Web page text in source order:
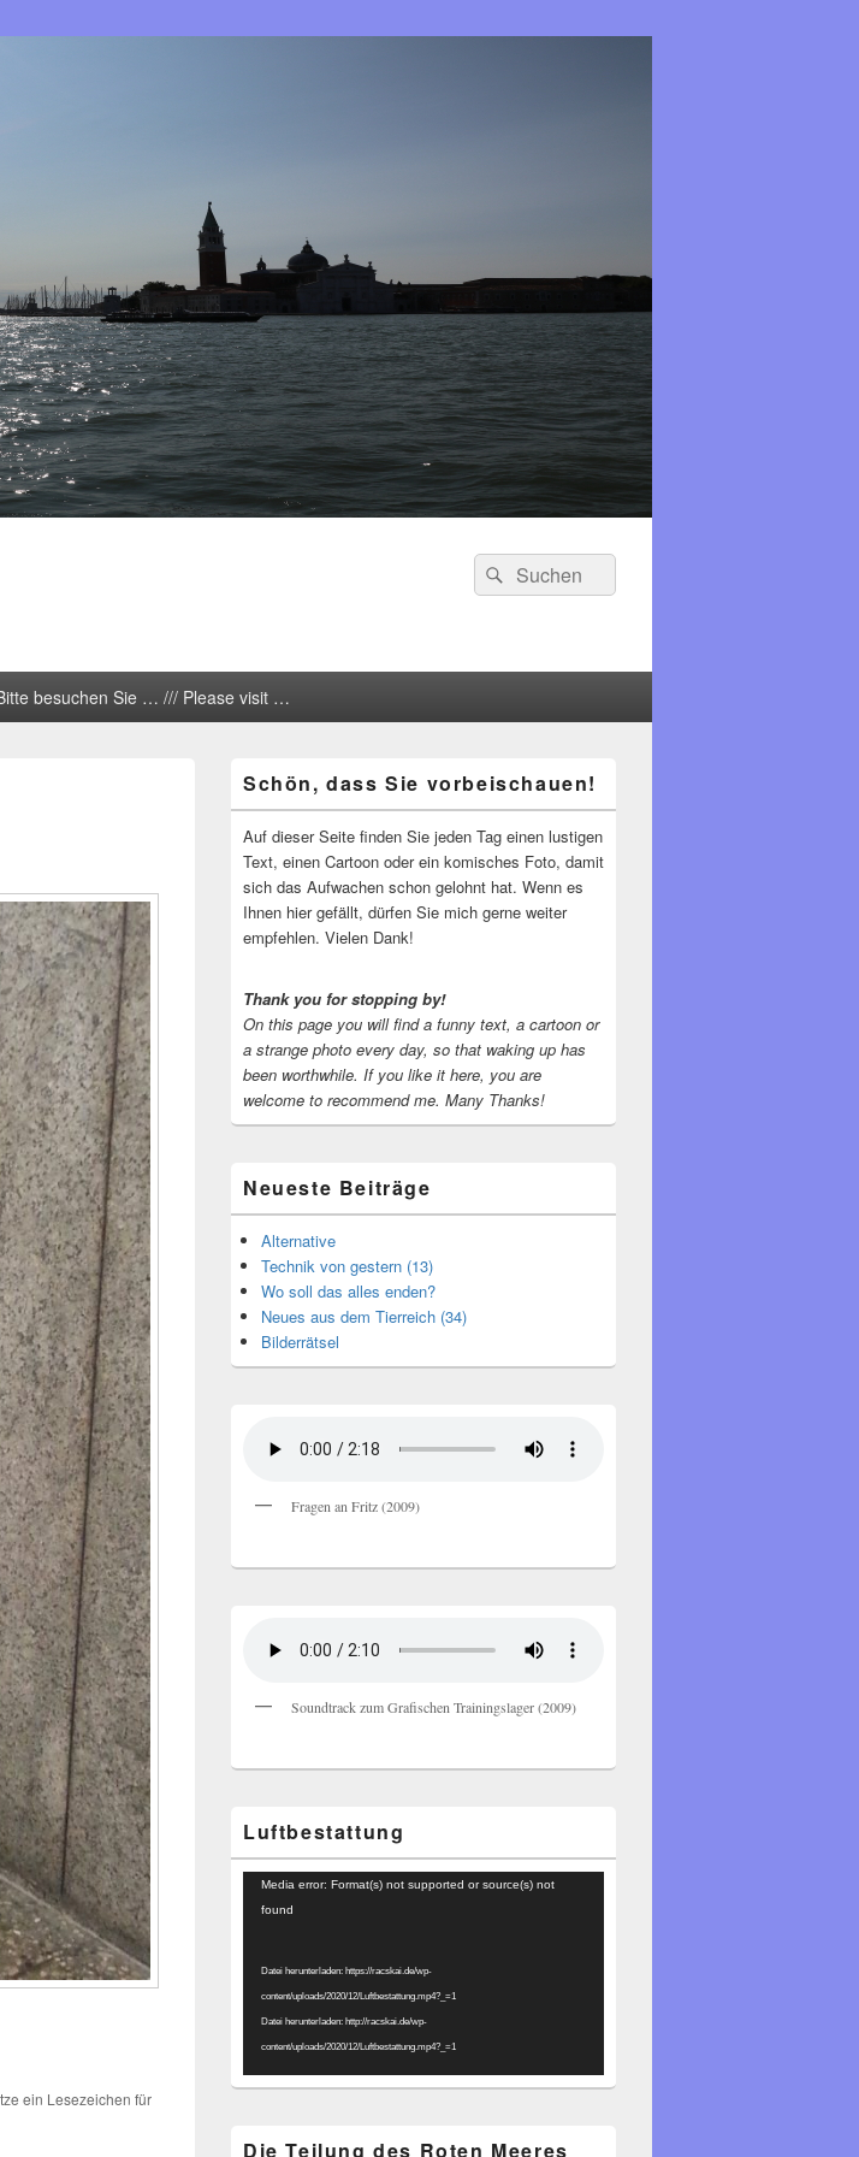
Suchen
nach:
Suchen
besuchen Sie … /// Please visit …
ein Lesezeichen für
Seitenleisten-
Widgetbereich
Schön, dass Sie vorbeischauen!
Auf dieser Seite finden Sie jeden Tag einen lustigen
Text, einen Cartoon oder ein komisches Foto, damit
sich das Aufwachen schon gelohnt hat. Wenn es
Ihnen hier gefällt, dürfen Sie mich gerne weiter
empfehlen. Vielen Dank!
Thank you for stopping by!
On this page you will find a funny text, a cartoon or
a strange photo every day, so that waking up has
been worthwhile. If you like it here, you are
welcome to recommend me. Many Thanks!
Neueste Beiträge
Alternative
Technik von gestern (13)
Wo soll das alles enden?
Neues aus dem Tierreich (34)
Bilderrätsel
Fragen an Fritz (2009)
Soundtrack zum Grafischen Trainingslager (2009)
Luftbestattung
Video-
Player
Media error: Format(s) not supported or source(s) not
found
Datei herunterladen: https://racskai.de/wp-
content/uploads/2020/12/Luftbestattung.mp4?_=1
Datei herunterladen: http://racskai.de/wp-
content/uploads/2020/12/Luftbestattung.mp4?_=1
Die Teilung des Roten Meeres